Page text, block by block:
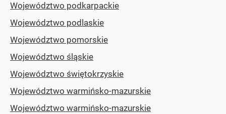
Województwo podkarpackie
Województwo podlaskie
Województwo pomorskie
Województwo śląskie
Województwo świętokrzyskie
Województwo warmińsko-mazurskie
Województwo warmińsko-mazurskie